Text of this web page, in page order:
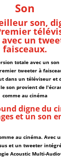
Son
son,
un
faisceaux.
totale avec un son
tweeter à
dans un téléviseur et
son provient de
comme au cinéma
digne du
et un son
au cinéma. Avec
et un tweeter
Acoustic Multi-